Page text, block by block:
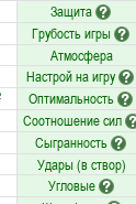
Защита
Грубость игры
Атмосфера
Настрой на игру
Оптимальность
Соотношение сил
Сыгранность
Удары (в створ)
Угловые